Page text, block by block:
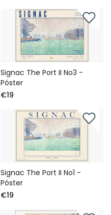
Signac The Port II No3 -
Póster
€19
Signac The Port II No1 -
Póster
€19